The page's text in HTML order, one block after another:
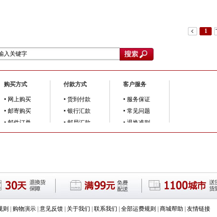
1
购买方式
网上购买
邮寄购买
邮件订单
付款方式
货到付款
银行汇款
邮局汇款
客户服务
服务保证
常见问题
退换准则
则 购物演示 意见反馈 关于我们 联系我们 全部运费规则 商城帮助 友情链接